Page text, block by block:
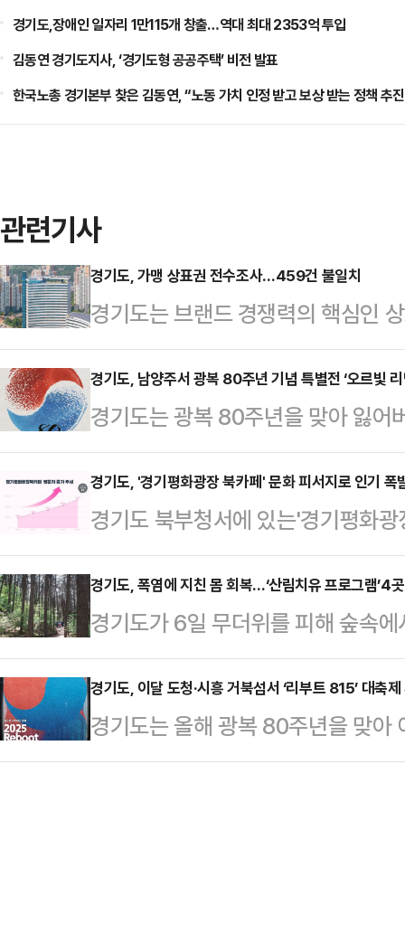
경기도,장애인 일자리 1만115개 창출…역대 최대 2353억 투입
김동연 경기도지사, ‘경기도형 공공주택’ 비전 발표
한국노총 경기본부 찾은 김동연, “노동 가치 인정 받고 보상 받는 정책 추
관련기사
경기도, 가맹 상표권 전수조사…459건 불일치
경기도는 브랜드 경쟁력의 핵심인
거래지킴이 25명을 투입해 전수조
(16%)이 가맹정보공개서와 지식재
보가 서로 다른 것으로 확인됐다고
재된 상표권 정보를 지식재산정보
과 비교하는 방식으로 5월 12일부
중 2451건(84%)은 일치했으며,
불일치 유형으로는…
경기도, 남양주서 광복 80주년 기념 특별전 ‘오르빛 리
경기도는 광복 80주년을 맞아 잃어
문화기술 콘텐츠로 재조명하고자
양주시 이석영광장과 리멤버
화기술 콘텐츠 전시 브랜드 ‘오르:
(Re:member)’를 개최한다고 6일
돌다)과 빛의 합성어다. 빛을 활용
고 있는 ‘인터랙티브 미디어아트’
는 관…
경기도, '경기평화광장 북카페' 문화 피서지로 인기 폭
경기도 북부청서에 있는'경기평화
화 쉼터로 자리매김하고 있는 것으
페가 지난 3월 누적 방문객 2만명
두 5만4000여명 이라고 6일 밝혔
머무를 수 있는 공간으로, 여름철에
하고 있다. 남녀노소 다양한 도민이
있다.경기평화광장 북카페의 누적
만9989명, 4월 2만7…
경기도, 폭염에 지친 몸 회복…‘산림치유 프로그램’4
경기도가 6일 무더위를 피해 숲속
향기푸른숲 등 4곳에서 ‘산림치유
은 참여를 당부했다.산림치유 프로
치유의숲, 양평 용문산치유의숲,
속 명상, 건강 산책 등 다양한 자연
경기도, 이달 도청·시흥 거북섬서 ‘리부트 815’ 대축
경기도는 올해 광복 80주년을 맞아
에서 도민들이 함께 광복의 의미를